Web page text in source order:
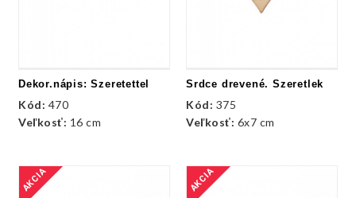
Dekor.nápis: Szeretettel
Kód: 470
Veľkosť: 16 cm
Srdce drevené. Szeretlek
Kód: 375
Veľkosť: 6x7 cm
AKCIA AKCIA